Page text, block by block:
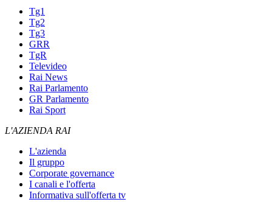
Tg1
Tg2
Tg3
GRR
TgR
Televideo
Rai News
Rai Parlamento
GR Parlamento
Rai Sport
L'AZIENDA RAI
L'azienda
Il gruppo
Corporate governance
I canali e l'offerta
Informativa sull'offerta tv